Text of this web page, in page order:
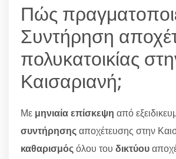
Πώς
Συντήρηση
πολυκατοικίας
Καισαριανή;
Με μηνιαία επίσκεψη από
συντήρησηςαποχέτευσης στην
καθαρισμόςόλου του δικτύου